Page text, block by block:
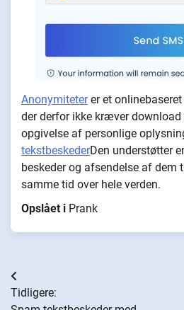
Anonymiteterer et
der derfor ikke kræver
opgivelse af personlige
tekstbeskederDen understøtter
beskeder og afsendelse af dem
samme tid over hele verden.
Opslået i Prank
Indlægsnavigation
Tidligere: